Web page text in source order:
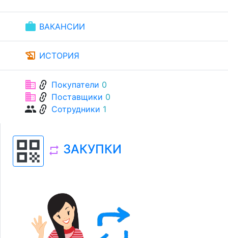
work ВАКАНСИИ
history_edu ИСТОРИЯ
businesslink Покупатели 0
businesslink Поставщики 0
grouplink Сотрудники 1
qr_code repeat ЗАКУПКИ